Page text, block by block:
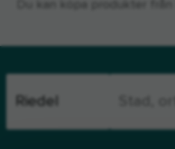
Du kan köpa produkter från